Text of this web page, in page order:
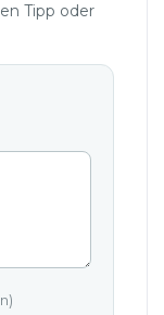
Tipp oder